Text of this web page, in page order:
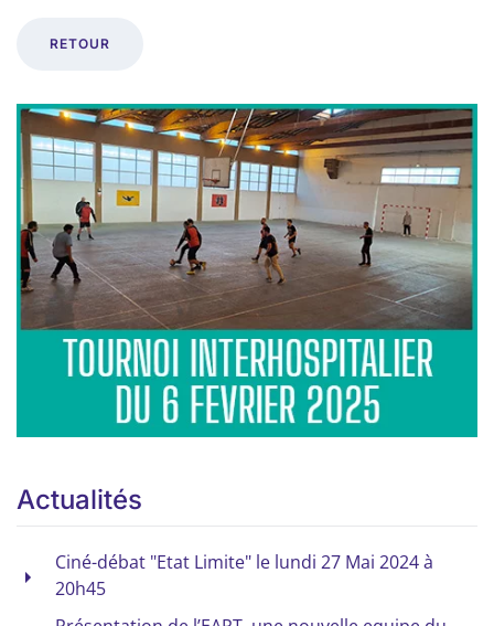
RETOUR
Actualités
Ciné-débat "Etat Limite" le lundi 27 Mai 2024 à
20h45